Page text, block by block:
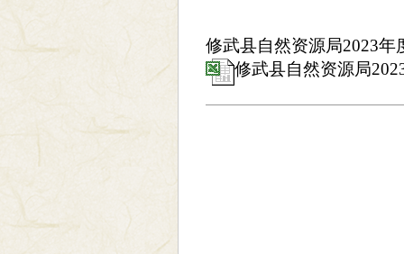
修武县自然资源局2023年
修武县自然资源局